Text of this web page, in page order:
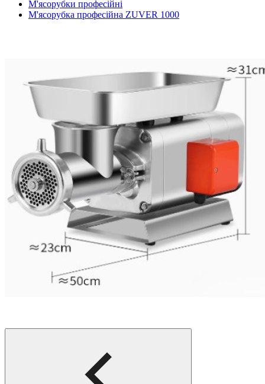
М'ясорубки професійні
М'ясорубка професійна ZUVER 1000